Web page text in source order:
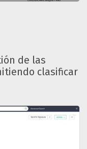
de las
clasificar